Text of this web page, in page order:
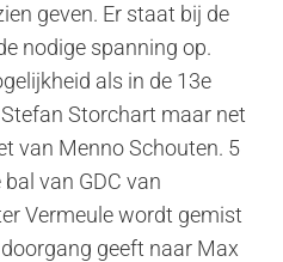
geven. Er staat bij de
nodige spanning op.
als in de 13e
Storchart maar net
van Menno Schouten. 5
van GDC van
Vermeule wordt gemist
geeft naar Max